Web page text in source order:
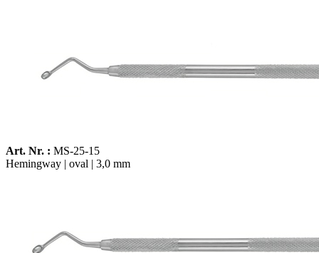
Art. Nr. : MS-25-15
Hemingway | oval | 3,0 mm